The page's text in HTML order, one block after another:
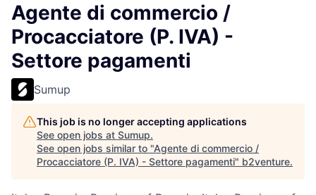
Agente di commercio /
Procacciatore (P. IVA) -
Settore pagamenti
Sumup
This job is no longer accepting applications
See open jobs at Sumup.
See open jobs similar to "Agente di commercio /
Procacciatore (P. IVA) - Settore pagamenti" b2venture.